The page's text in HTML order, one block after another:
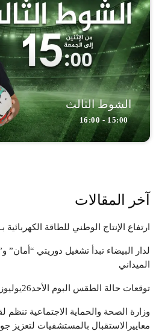
الشوط الثالث
15:00 - 16:00
آخر المقالات
ارتفاع الإنتاج الوطني للطاقة الكهربائية بـ 0,4 في المائة
لدار البيضاء تبدأ تشغيل دوريتي “أمان”
الميداني
توقعات حالة الطقس البوم الأحد26يوليوز
وزارة الصحة والحماية الاجتماعية تنظم
معاييرالاستقبال بالمستشفيات لتعزيز